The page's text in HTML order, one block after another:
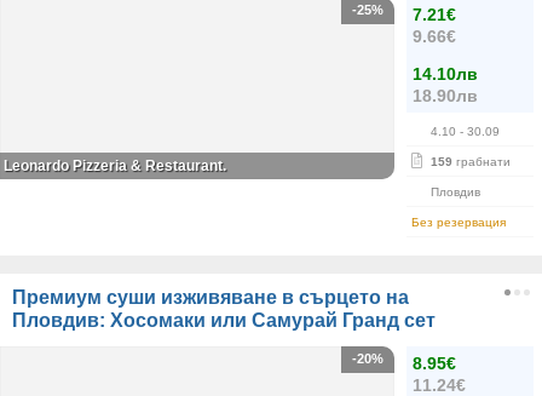
7.21€
9.66€
14.10лв
18.90лв
4.10 - 30.09
159 грабнати
Пловдив
Без резервация
-25%
Leonardo Pizzeria & Restaurant.
Премиум суши изживяване в сърцето на
Пловдив: Хосомаки или Самурай Гранд сет
8.95€
11.24€
-20%